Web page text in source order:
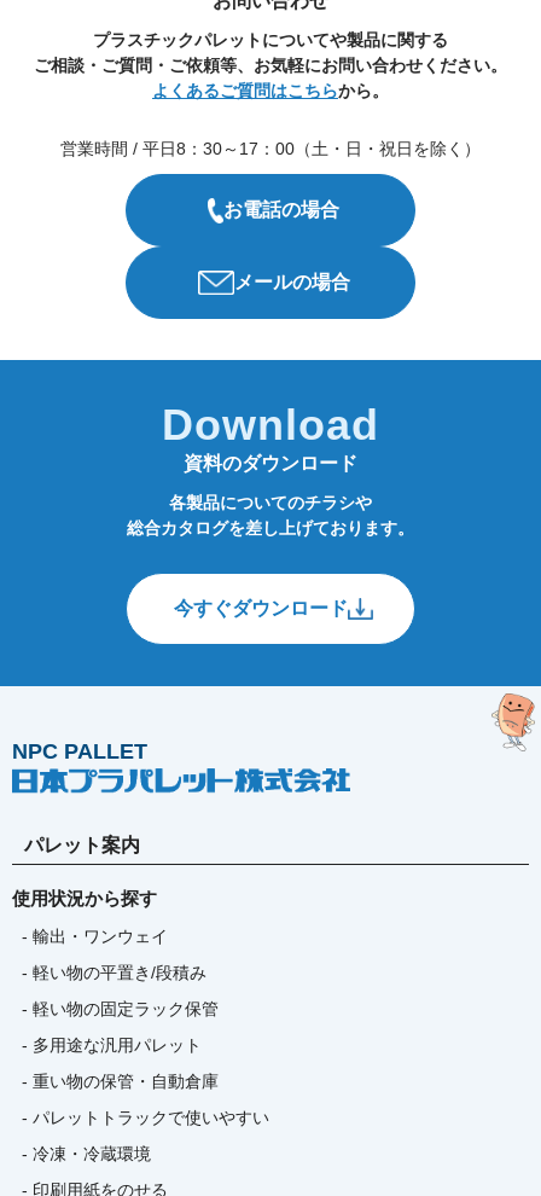
プラスチックパレットについてや製品に関する
ご相談・ご質問・ご依頼等、お気軽にお問い合わせください。
よくあるご質問はこちらから。
営業時間 / 平日8：30～17：00（土・日・祝日を除く）
お電話の場合
メールの場合
Download
資料のダウンロード
各製品についてのチラシや
総合カタログを差し上げております。
今すぐダウンロード
NPC PALLET
パレット案内
使用状況から探す
- 輸出・ワンウェイ
- 軽い物の平置き/段積み
- 軽い物の固定ラック保管
- 多用途な汎用パレット
- 重い物の保管・自動倉庫
- パレットトラックで使いやすい
- 冷凍・冷蔵環境
- 印刷用紙をのせる